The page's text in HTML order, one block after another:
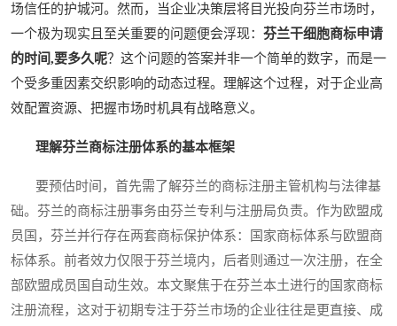
场信任的护城河。然而，当企业决策层将目光投向芬兰市场时，
一个极为现实且至关重要的问题便会浮现： 芬兰干细胞商标申请
的时间,要多久呢？这个问题的答案并非一个简单的数字，而是一
个受多重因素交织影响的动态过程。理解这个过程，对于企业高
效配置资源、把握市场时机具有战略意义。
理解芬兰商标注册体系的基本框架
要预估时间，首先需了解芬兰的商标注册主管机构与法律基
础。芬兰的商标注册事务由芬兰专利与注册局负责。作为欧盟成
员国，芬兰并行存在两套商标保护体系：国家商标体系与欧盟商
标体系。前者效力仅限于芬兰境内，后者则通过一次注册，在全
部欧盟成员国自动生效。本文聚焦于在芬兰本土进行的国家商标
注册流程，这对于初期专注于芬兰市场的企业往往是更直接、成